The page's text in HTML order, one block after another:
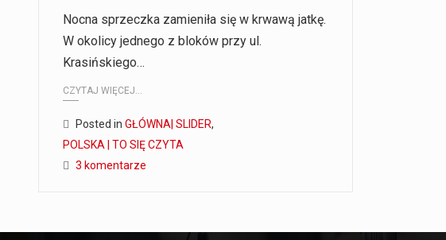
Nocna sprzeczka zamieniła się w krwawą jatkę.
W okolicy jednego z bloków przy ul.
Krasińskiego…
CZYTAJ WIĘCEJ...
Posted in GŁÓWNA| SLIDER,
POLSKA | TO SIĘ CZYTA
3 komentarze